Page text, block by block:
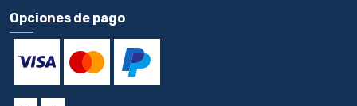
Opciones de pago